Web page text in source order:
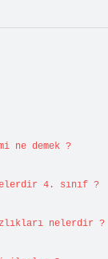
ne demek ?
4. sınıf ?
nelerdir ?